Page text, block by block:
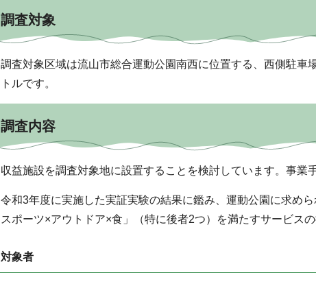
調査対象
調査対象区域は流山市総合運動公園南西に位置する、西側駐車
トルです。
調査内容
収益施設を調査対象地に設置することを検討しています。事業
令和3年度に実施した実証実験の結果に鑑み、運動公園に求め
スポーツ×アウトドア×食」（特に後者2つ）を満たすサービス
対象者